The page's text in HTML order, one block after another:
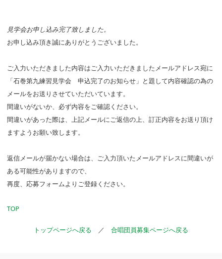
見学会お申し込み完了致しました。
お申し込み頂き誠にありがとうございました。
ご入力いただきました内容はご入力いただきましたメールアドレス宛に
「石巻第九練習見学会 申込完了のお知らせ」と題して内容確認の為の
メールをお送りさせていただいています。
間違いがないか、必ず内容をご確認ください。
間違いがあった際は、上記メールにご返信の上、訂正内容をお送り頂け
ますようお願い致します。
返信メールが届かない場合は、ご入力頂いたメールアドレスに間違いが
ある可能性がありますので、
再度、応募フォームよりご登録ください。
TOP
トップページへ戻る ／ 合唱団員募集ページへ戻る